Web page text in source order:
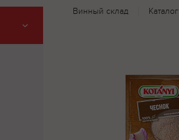
Винный склад Каталог